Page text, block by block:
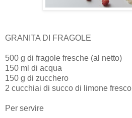
GRANITA DI FRAGOLE
500 g di fragole fresche (al netto)
150 ml di acqua
150 g di zucchero
2 cucchiai di succo di limone fresco
Per servire